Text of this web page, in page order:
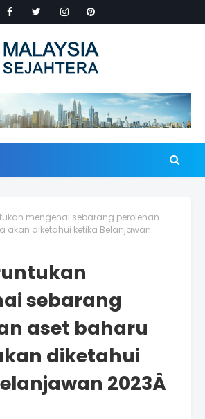
mengenai sebarang perolehan
akan diketahui ketika Belanjawan
sebarang
aset baharu
diketahui
2023Â